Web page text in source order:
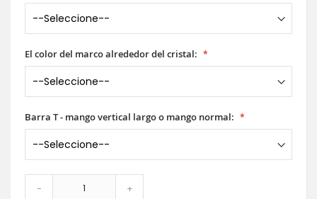
El color del marco alrededor del cristal:
Barra T - mango vertical largo o mango normal:
- +